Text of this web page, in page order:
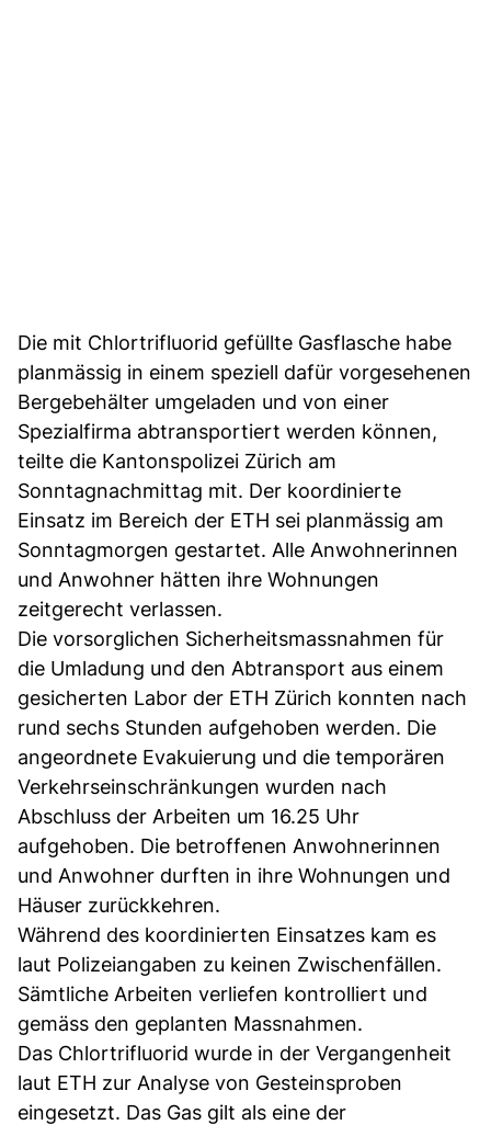
Die mit Chlortrifluorid gefüllte Gasflasche habe
planmässig in einem speziell dafür vorgesehenen
Bergebehälter umgeladen und von einer
Spezialfirma abtransportiert werden können,
teilte die Kantonspolizei Zürich am
Sonntagnachmittag mit. Der koordinierte
Einsatz im Bereich der ETH sei planmässig am
Sonntagmorgen gestartet. Alle Anwohnerinnen
und Anwohner hätten ihre Wohnungen
zeitgerecht verlassen.
Die vorsorglichen Sicherheitsmassnahmen für
die Umladung und den Abtransport aus einem
gesicherten Labor der ETH Zürich konnten nach
rund sechs Stunden aufgehoben werden. Die
angeordnete Evakuierung und die temporären
Verkehrseinschränkungen wurden nach
Abschluss der Arbeiten um 16.25 Uhr
aufgehoben. Die betroffenen Anwohnerinnen
und Anwohner durften in ihre Wohnungen und
Häuser zurückkehren.
Während des koordinierten Einsatzes kam es
laut Polizeiangaben zu keinen Zwischenfällen.
Sämtliche Arbeiten verliefen kontrolliert und
gemäss den geplanten Massnahmen.
Das Chlortrifluorid wurde in der Vergangenheit
laut ETH zur Analyse von Gesteinsproben
eingesetzt. Das Gas gilt als eine der